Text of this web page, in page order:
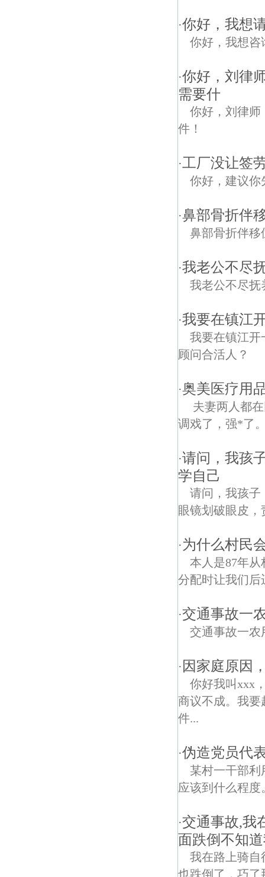
·你好，我想
你好，我想咨
·你好，刘律
需要什
你好，刘律师
件！
·工厂没让签
你好，建议你
·鼻部骨折伴
鼻部骨折伴移
·我老公不尽
我老公不尽抚
·我要在镇江
我要在镇江开
顾问合活人？
·奥美医疗用
夫妻两人都
调戏了，强*了
·请问，我孩
学自己
请问，我孩子
眼镜划破眼皮
·为什么村民
本人是87年
分配时让我们后
·交通事故一
交通事故一农
· 因家庭原因
你好我叫xxx
商议不成。我要
件...
·伪造党员代
某村一干部利
应该到什么程度
·交通事故,我
面跌倒不知
我在路上骑自
也跌倒了，巧了